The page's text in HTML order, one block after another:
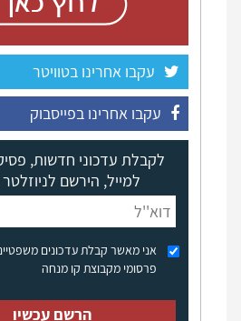
עקבו אחרינו בטוויטר
עקבו אחרינו בפייסבוק
לקבלת עדכוני חדשות,
למייל, הירשם
אני מאשר קבלת עדכונים
פרסומי מקבוצת קו מנחה
הרשם עכשיו